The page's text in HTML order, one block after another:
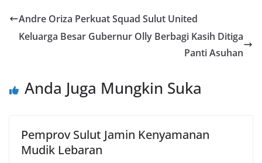
o
o
er dI
n p
p
g
er
l
Andre Oriza Perkuat Squad Sulut United
Keluarga Besar Gubernur Olly Berbagi Kasih Ditiga
Panti Asuhan
Anda Juga Mungkin Suka
Pemprov Sulut Jamin Kenyamanan
Mudik Lebaran